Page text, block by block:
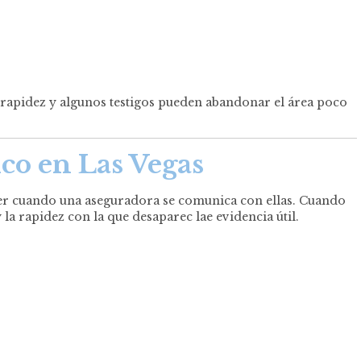
y algunos testigos pueden abandonar el área poco
en Las Vegas
una aseguradora se comunica con ellas. Cuando
rapidez con la que desaparec lae evidencia útil.